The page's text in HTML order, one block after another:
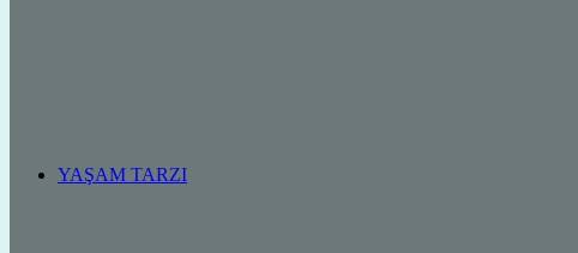
YAŞAM TARZI